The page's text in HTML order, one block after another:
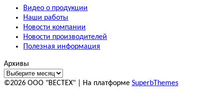
Видео о продукции
Наши работы
Новости компании
Новости производителей
Полезная информация
Архивы
©2026 ООО "ВЕСТЕХ" | На платформе SuperbThemes